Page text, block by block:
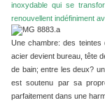
inoxydable qui se
renouvellent indéfiniment
Une chambre: des teintes
acier devient bureau, tête
de bain; entre les deux?
est soutenu par sa
parfaitement dans une